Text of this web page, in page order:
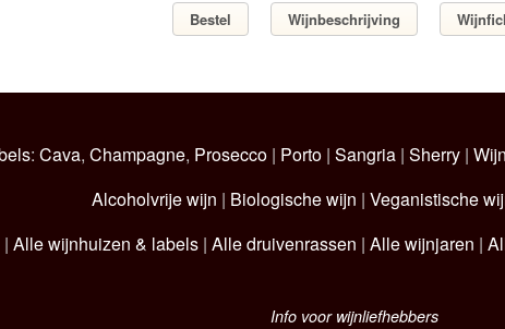
Bestel Wijnbeschrijving
: Cava, Champagne, Prosecco | Porto | Sangria | Sherry |
Alcoholvrije wijn | Biologische wijn | Veganistische
| Alle wijnhuizen & labels| Alle druivenrassen | Alle wijnjaren |
Info voor wijnliefhebbers